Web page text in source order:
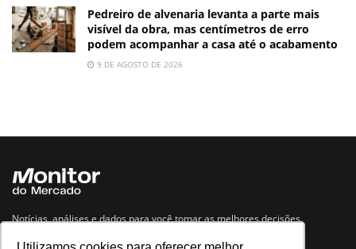
Pedreiro de alvenaria levanta a parte mais
visível da obra, mas centímetros de erro
podem acompanhar a casa até o acabamento
9 DE AGOSTO DE 2026
Notícias, análises e dados para você tomar as melhores decisões.